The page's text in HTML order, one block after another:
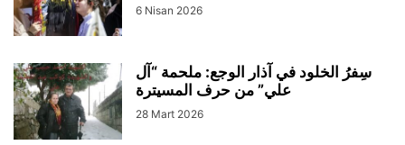
6 Nisan 2026
سِفرُ الخلود في آذار الوجع: ملحمة “آل
علي” من حرف المسيترة
28 Mart 2026